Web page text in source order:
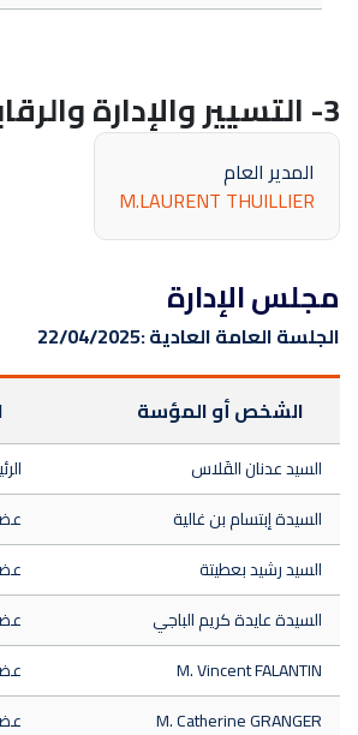
3- التسيير والإدارة والرقابة
المدير العام
M.LAURENT THUILLIER
مجلس الإدارة
الجلسة العامة العادية :22/04/2025
الشخص أو المؤسة
السيد عدنان القَلاس
السيدة إبتسام بن غالية
السيد رشيد بعطيتة
السيدة عايدة كريم الباجي
M. Vincent FALANTIN
M. Catherine GRANGER